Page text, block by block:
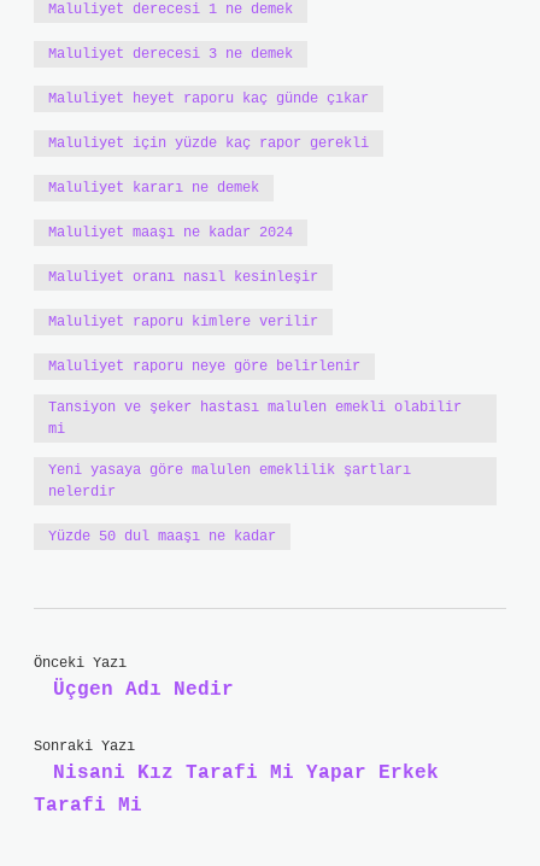
Maluliyet derecesi 1 ne demek
Maluliyet derecesi 3 ne demek
Maluliyet heyet raporu kaç günde çıkar
Maluliyet için yüzde kaç rapor gerekli
Maluliyet kararı ne demek
Maluliyet maaşı ne kadar 2024
Maluliyet oranı nasıl kesinleşir
Maluliyet raporu kimlere verilir
Maluliyet raporu neye göre belirlenir
Tansiyon ve şeker hastası malulen emekli olabilir
mi
Yeni yasaya göre malulen emeklilik şartları
nelerdir
Yüzde 50 dul maaşı ne kadar
Önceki Yazı
Üçgen Adı Nedir
Sonraki Yazı
Nisani Kız Tarafi Mi Yapar Erkek
Tarafi Mi